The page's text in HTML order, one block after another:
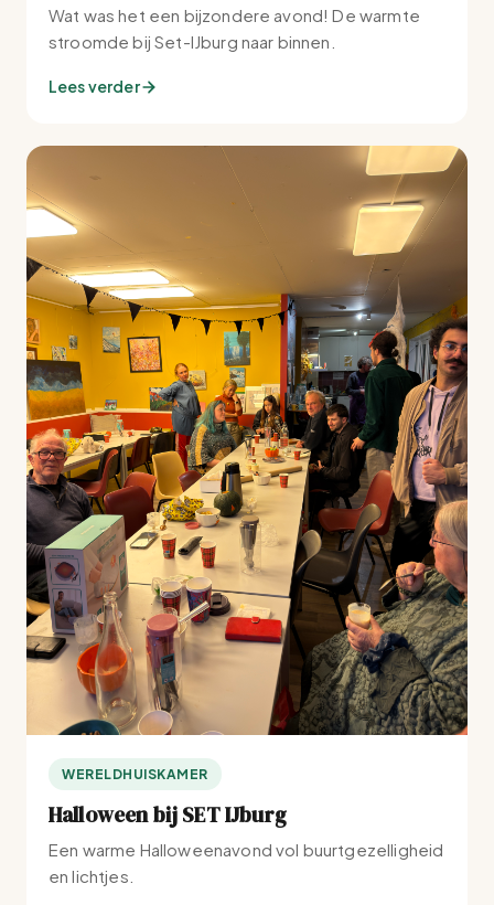
Wat was het een bijzondere avond! De warmte
stroomde bij Set-IJburg naar binnen.
Lees verder
WERELDHUISKAMER
Halloween bij SET IJburg
Een warme Halloweenavond vol buurtgezelligheid
en lichtjes.